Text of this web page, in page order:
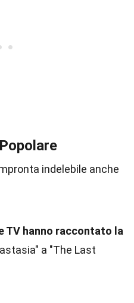
indelebile anche
TV hanno raccontato la
a "The Last